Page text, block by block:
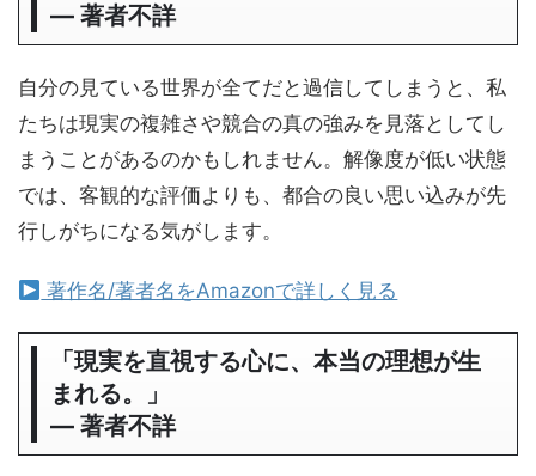
― 著者不詳
自分の見ている世界が全てだと過信してしまうと、私
たちは現実の複雑さや競合の真の強みを見落としてし
まうことがあるのかもしれません。解像度が低い状態
では、客観的な評価よりも、都合の良い思い込みが先
行しがちになる気がします。
著作名/著者名をAmazonで詳しく見る
「現実を直視する心に、本当の理想が生
まれる。」
― 著者不詳